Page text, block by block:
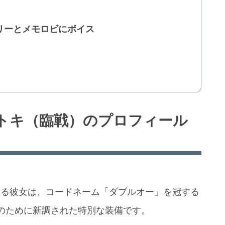
とメモロビにボイス
キ（臨戦）のプロフィール
彼女は、コードネーム「ダブルオー」を冠する
めに新調された特別な装備です。